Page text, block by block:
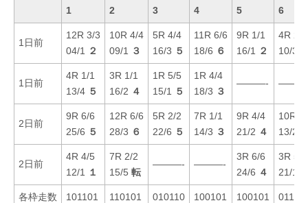
1 2 3 4 5 6
1日前
12R 3/3
04/1
２
10R 4/4
09/1
３
5R 4/4
16/3 ５
11R 6/6
18/6 ６
9R 1/1
16/1
２
4R 2/2
10/3
1日前
4R 1/1
13/4 ５
3R 1/1
16/2 ４
1R 5/5
15/1
５
1R 4/4
18/3 ３
———-
2日前
9R 6/6
25/6 ５
12R 6/6
28/3 ６
5R 2/2
22/6 ５
7R 1/1
14/3 ３
9R 4/4
21/2 ４
10R
13/2
2日前
4R 4/5
12/1
１
7R 2/2
15/5 転
———- ———-
3R 6/6
24/6 ４
3R 5/5
21/1
各枠走数 101101 110101 010110 100101 100101